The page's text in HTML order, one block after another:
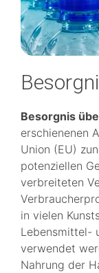
Besorgnis
erschienenen
Union (EU)
potenziellen
verbreiteten
in vielen
Lebensmittel-
verwendet
Nahrung der